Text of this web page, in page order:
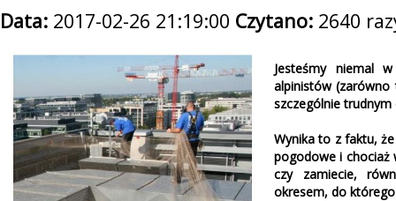
Data: 2017-02-26 21:19:00 Czytano: 2640
Jesteśmy niemal
alpinistów (zarówno
szczególnie
Wynika to z faktu,
pogodowe i chociaż
czy zamiecie,
okresem, do